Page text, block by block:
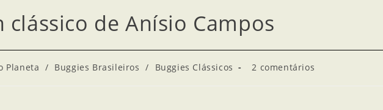
de Anísio Campos
Planeta / Buggies Brasileiros / Buggies Clássicos 2 comentários